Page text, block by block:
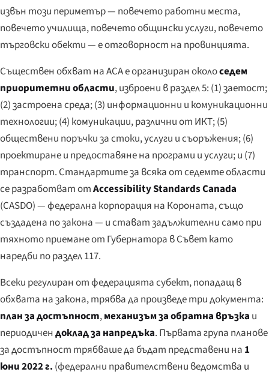
извън този периметър — повечето работни места,
повечето училища, повечето общински услуги, повечето
търговски обекти — е отговорност на провинцията.
Съществен обхват на ACA е организиран околоседем
приоритетни области, изброени в раздел 5: (1) заетост;
(2) застроена среда; (3) информационни и комуникационни
технологии; (4) комуникации, различни от ИКТ; (5)
обществени поръчки за стоки, услуги и съоръжения; (6)
проектиране и предоставяне на програми и услуги; и (7)
транспорт. Стандартите за всяка от седемте области
се разработват отAccessibility Standards Canada
(CASDO) — федерална корпорация на Короната, също
създадена по закона — и стават задължителни само при
тяхното приемане от Губернатора в Съвет като
наредби по раздел 117.
Всеки регулиран от федерацията субект, попадащ в
обхвата на закона, трябва да произведе три документа:
план за достъпност,механизъм за обратна връзка и
периодичендоклад за напредъка. Първата група планове
за достъпност трябваше да бъдат представени на 1
юни 2022 г. (федерални правителствени ведомства и